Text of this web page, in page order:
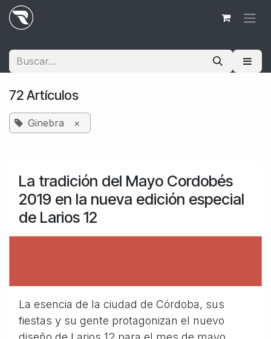
Ir al contenido
72 Artículos
Ginebra ×
La tradición del Mayo Cordobés
2019 en la nueva edición especial
de Larios 12
La esencia de la ciudad de Córdoba, sus
fiestas y su gente protagonizan el nuevo